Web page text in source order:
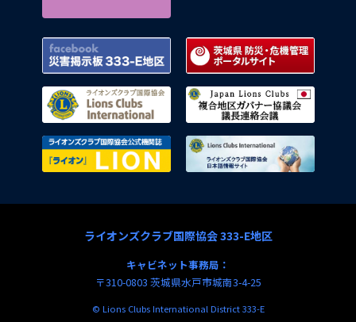
Facebook 災害掲示板 333-E地区
ライオンズクラブ国際協会
ライオンズクラブ国際協会公式機関
ライオンズクラブ国際協会 333-E地区
キャビネット事務局：
〒310-0803 茨城県水戸市城南3-4-25
© Lions Clubs International District 333-E